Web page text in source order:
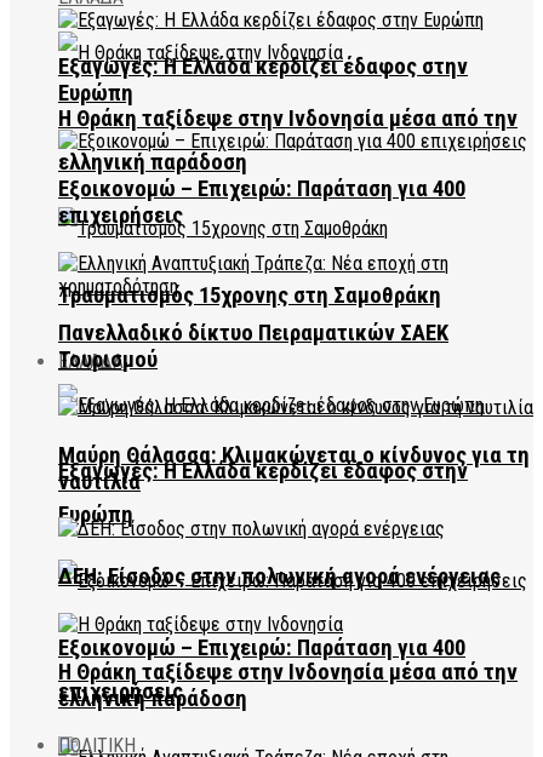
Η Θράκη ταξίδεψε στην Ινδονησία μέσα από την
ελληνική παράδοση
Τραυματισμός 15χρονης στη Σαμοθράκη
ΕΛΛΑΔΑ
Εξαγωγές: Η Ελλάδα κερδίζει έδαφος στην
Ευρώπη
Εξοικονομώ – Επιχειρώ: Παράταση για 400
επιχειρήσεις
Εξαγωγές: Η Ελλάδα κερδίζει έδαφος στην
Ευρώπη
Εξοικονομώ – Επιχειρώ: Παράταση για 400
επιχειρήσεις
Πανελλαδικό δίκτυο Πειραματικών ΣΑΕΚ
Τουρισμού
Μαύρη Θάλασσα: Κλιμακώνεται ο κίνδυνος για τη
ναυτιλία
ΔΕΗ: Είσοδος στην πολωνική αγορά ενέργειας
Η Θράκη ταξίδεψε στην Ινδονησία μέσα από την
ελληνική παράδοση
ΠΟΛΙΤΙΚΗ